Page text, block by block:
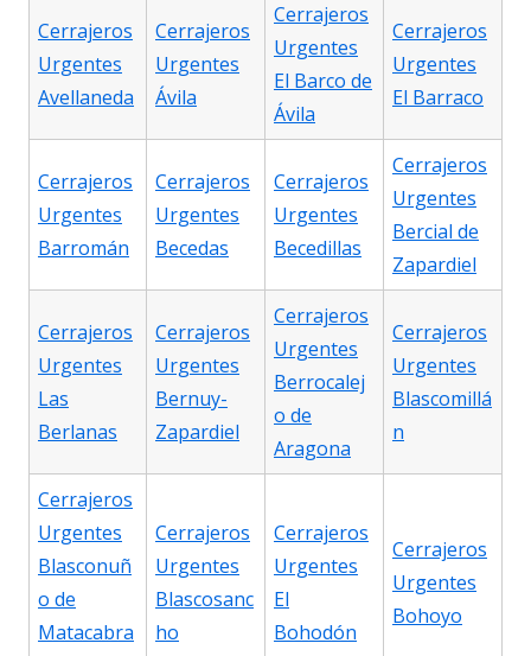
Cerrajeros
Urgentes
Avellaneda
Cerrajeros
Urgentes
Ávila
Cerrajeros
Urgentes
El Barco de
Ávila
Cerrajeros
Urgentes
El Barraco
Cerrajeros
Urgentes
Barromán
Cerrajeros
Urgentes
Becedas
Cerrajeros
Urgentes
Becedillas
Cerrajeros
Urgentes
Bercial de
Zapardiel
Cerrajeros
Urgentes
Las
Berlanas
Cerrajeros
Urgentes
Bernuy-
Zapardiel
Cerrajeros
Urgentes
Berrocalej
o de
Aragona
Cerrajeros
Urgentes
Blascomillá
n
Cerrajeros
Urgentes
Blasconuñ
o de
Matacabra
Cerrajeros
Urgentes
Blascosanc
ho
Cerrajeros
Urgentes
El
Bohodón
Cerrajeros
Urgentes
Bohoyo